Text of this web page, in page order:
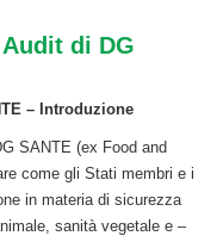
di DG
– Introduzione
SANTE (ex Food and
come gli Stati membri e i
in materia di sicurezza
sanità vegetale e –